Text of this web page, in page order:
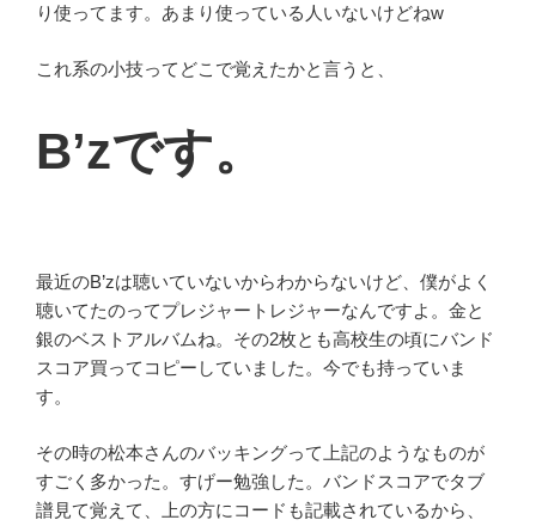
り使ってます。あまり使っている人いないけどねw
これ系の小技ってどこで覚えたかと言うと、
B’zです。
最近のB’zは聴いていないからわからないけど、僕がよく
聴いてたのってプレジャートレジャーなんですよ。金と
銀のベストアルバムね。その2枚とも高校生の頃にバンド
スコア買ってコピーしていました。今でも持っていま
す。
その時の松本さんのバッキングって上記のようなものが
すごく多かった。すげー勉強した。バンドスコアでタブ
譜見て覚えて、上の方にコードも記載されているから、